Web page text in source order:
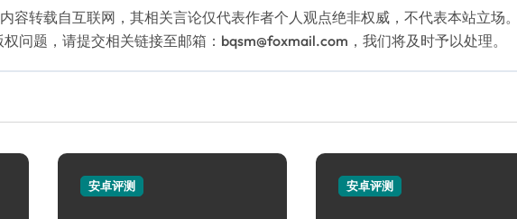
内容转载自互联网，其相关言论仅代表作者个人观点绝非权威，不代表本站立场。
问题，请提交相关链接至邮箱：bqsm@foxmail.com，我们将及时予以处理。
安卓评测 安卓评测